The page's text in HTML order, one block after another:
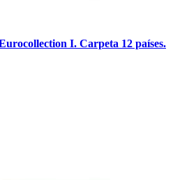
I. Carpeta 12 países.